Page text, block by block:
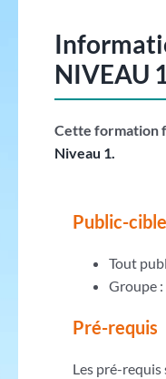
NIVEAU
Cette formation
Niveau 1.
Public-cible
Tout
Groupe
Pré-requis
Les pré-requis